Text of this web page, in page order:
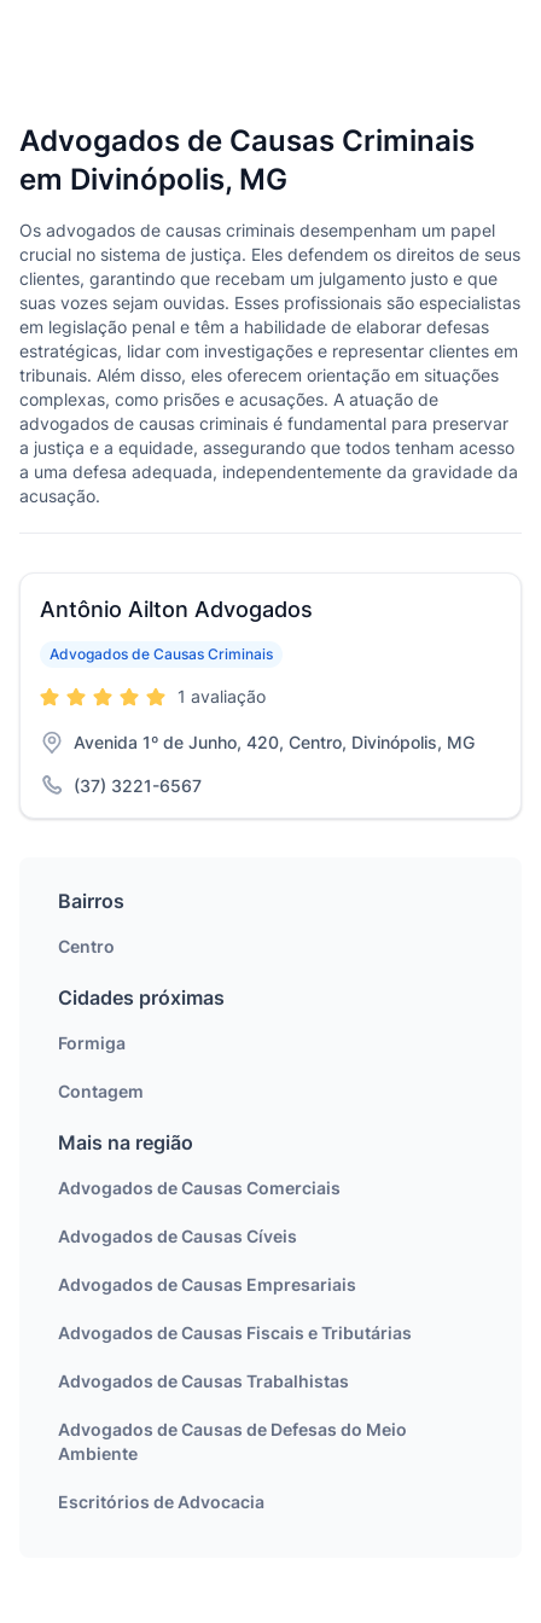
Advogados de Causas Criminais
em Divinópolis, MG
Os advogados de causas criminais desempenham um papel
crucial no sistema de justiça. Eles defendem os direitos de seus
clientes, garantindo que recebam um julgamento justo e que
suas vozes sejam ouvidas. Esses profissionais são especialistas
em legislação penal e têm a habilidade de elaborar defesas
estratégicas, lidar com investigações e representar clientes em
tribunais. Além disso, eles oferecem orientação em situações
complexas, como prisões e acusações. A atuação de
advogados de causas criminais é fundamental para preservar
a justiça e a equidade, assegurando que todos tenham acesso
a uma defesa adequada, independentemente da gravidade da
acusação.
Antônio Ailton Advogados
Advogados de Causas Criminais
1 avaliação
Avenida 1º de Junho, 420, Centro, Divinópolis, MG
(37) 3221-6567
Bairros
Centro
Cidades próximas
Formiga
Contagem
Mais na região
Advogados de Causas Comerciais
Advogados de Causas Cíveis
Advogados de Causas Empresariais
Advogados de Causas Fiscais e Tributárias
Advogados de Causas Trabalhistas
Advogados de Causas de Defesas do Meio
Ambiente
Escritórios de Advocacia